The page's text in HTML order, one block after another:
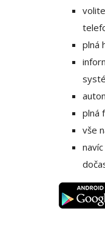
plná
plná
vše